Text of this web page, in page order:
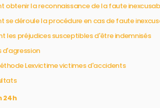
obtenir la reconnaissance de la faute
se déroule la procédure en cas de faute
les préjudices susceptibles d'être indemnisés
d'agression
Lexvictime victimes d'accidents
24h